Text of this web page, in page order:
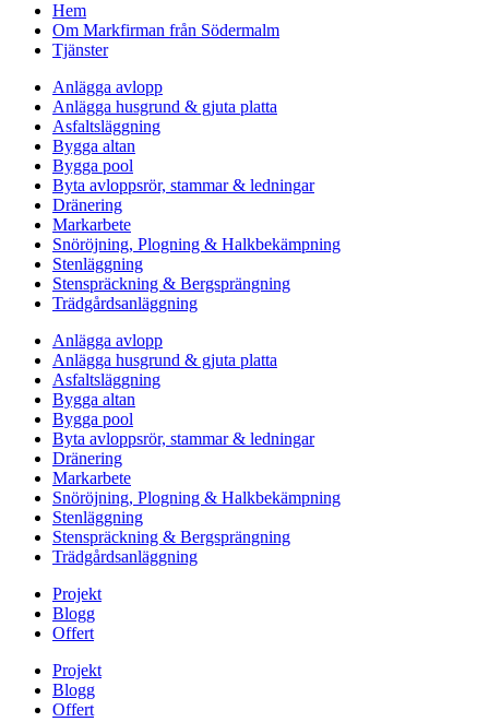
Hem
Om Markfirman från Södermalm
Tjänster
Anlägga avlopp
Anlägga husgrund & gjuta platta
Asfaltsläggning
Bygga altan
Bygga pool
Byta avloppsrör, stammar & ledningar
Dränering
Markarbete
Snöröjning, Plogning & Halkbekämpning
Stenläggning
Stenspräckning & Bergsprängning
Trädgårdsanläggning
Anlägga avlopp
Anlägga husgrund & gjuta platta
Asfaltsläggning
Bygga altan
Bygga pool
Byta avloppsrör, stammar & ledningar
Dränering
Markarbete
Snöröjning, Plogning & Halkbekämpning
Stenläggning
Stenspräckning & Bergsprängning
Trädgårdsanläggning
Projekt
Blogg
Offert
Projekt
Blogg
Offert